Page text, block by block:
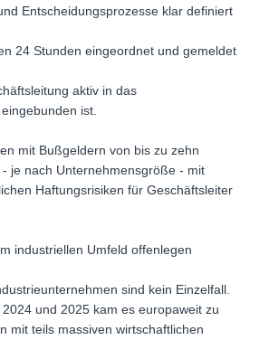
Entscheidungsprozesse klar definiert
24 Stunden eingeordnet und gemeldet
aktiv in das
ist.
mit Bußgeldern von bis zu zehn
je nach Unternehmensgröße - mit
Haftungsrisiken für Geschäftsleiter
industriellen Umfeld offenlegen
sind kein Einzelfall.
und 2025 kam es europaweit zu
mit teils massiven wirtschaftlichen